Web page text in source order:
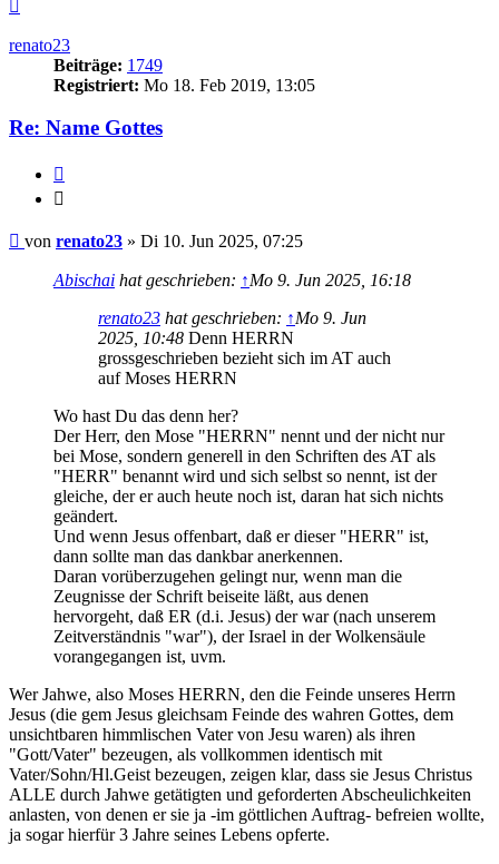
renato23
Beiträge: 1749
Registriert: Mo 18. Feb 2019, 13:05
Re: Name Gottes
Beitrag
von renato23 » Di 10. Jun 2025, 07:25
Abischai hat geschrieben: ↑Mo 9. Jun 2025, 16:18
renato23 hat geschrieben: ↑Mo 9. Jun
2025, 10:48 Denn HERRN
grossgeschrieben bezieht sich im AT auch
auf Moses HERRN
Wo hast Du das denn her?
Der Herr, den Mose "HERRN" nennt und der nicht nur
bei Mose, sondern generell in den Schriften des AT als
"HERR" benannt wird und sich selbst so nennt, ist der
gleiche, der er auch heute noch ist, daran hat sich nichts
geändert.
Und wenn Jesus offenbart, daß er dieser "HERR" ist,
dann sollte man das dankbar anerkennen.
Daran vorüberzugehen gelingt nur, wenn man die
Zeugnisse der Schrift beiseite läßt, aus denen
hervorgeht, daß ER (d.i. Jesus) der war (nach unserem
Zeitverständnis "war"), der Israel in der Wolkensäule
vorangegangen ist, uvm.
Wer Jahwe, also Moses HERRN, den die Feinde unseres Herrn
Jesus (die gem Jesus gleichsam Feinde des wahren Gottes, dem
unsichtbaren himmlischen Vater von Jesu waren) als ihren
"Gott/Vater" bezeugen, als vollkommen identisch mit
Vater/Sohn/Hl.Geist bezeugen, zeigen klar, dass sie Jesus Christus
ALLE durch Jahwe getätigten und geforderten Abscheulichkeiten
anlasten, von denen er sie ja -im göttlichen Auftrag- befreien wollte,
ja sogar hierfür 3 Jahre seines Lebens opferte.